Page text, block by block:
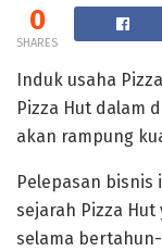
0
SHARES
Induk usaha
Pizza Hut dalam
akan rampung
Pelepasan
sejarah Pizza
selama